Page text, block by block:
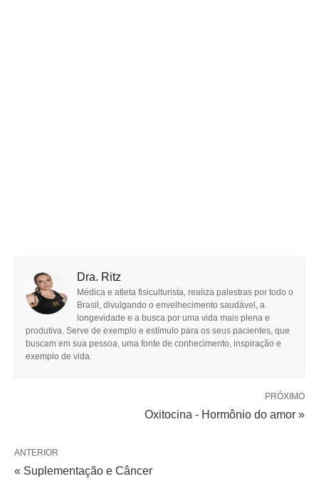
Dra. Ritz
Médica e atleta fisiculturista, realiza palestras por todo o
Brasil, divulgando o envelhecimento saudável, a
longevidade e a busca por uma vida mais plena e
produtiva. Serve de exemplo e estímulo para os seus pacientes, que
buscam em sua pessoa, uma fonte de conhecimento, inspiração e
exemplo de vida.
PRÓXIMO
Oxitocina - Hormônio do amor »
ANTERIOR
« Suplementação e Câncer